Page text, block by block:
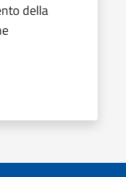
della